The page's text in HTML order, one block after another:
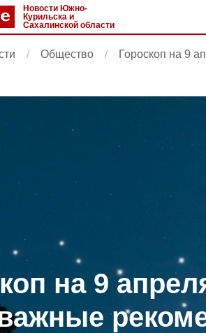
Новости Южно-
Курильска и
Сахалинской области
Общество
Гороскоп на 9
на 9